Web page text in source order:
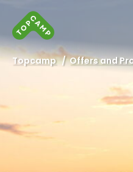
Topcamp/Offers and